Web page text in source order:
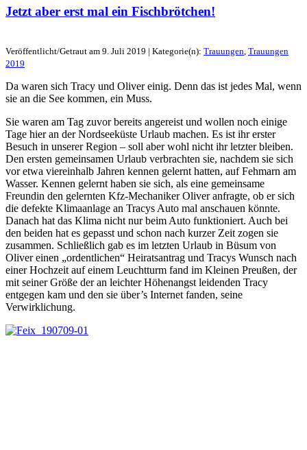
Jetzt aber erst mal ein Fischbrötchen!
Veröffentlicht/Getraut am 9. Juli 2019 | Kategorie(n): Trauungen Trauungen
2019
Da waren sich Tracy und Oliver einig. Denn das ist jedes Mal, wenn
sie an die See kommen, ein Muss.
Sie waren am Tag zuvor bereits angereist und wollen noch einige
Tage hier an der Nordseeküste Urlaub machen. Es ist ihr erster
Besuch in unserer Region – soll aber wohl nicht ihr letzter bleiben.
Den ersten gemeinsamen Urlaub verbrachten sie, nachdem sie sich
vor etwa viereinhalb Jahren kennen gelernt hatten, auf Fehmarn am
Wasser. Kennen gelernt haben sie sich, als eine gemeinsame
Freundin den gelernten Kfz-Mechaniker Oliver anfragte, ob er sich
die defekte Klimaanlage an Tracys Auto mal anschauen könnte.
Danach hat das Klima nicht nur beim Auto funktioniert. Auch bei
den beiden hat es gepasst und schon nach kurzer Zeit zogen sie
zusammen. Schließlich gab es im letzten Urlaub in Büsum von
Oliver einen „ordentlichen“ Heiratsantrag und Tracys Wunsch nach
einer Hochzeit auf einem Leuchtturm fand im Kleinen Preußen, der
mit seiner Größe der an leichter Höhenangst leidenden Tracy
entgegen kam und den sie über’s Internet fanden, seine
Verwirklichung.